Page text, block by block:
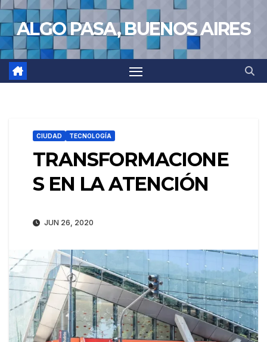
Saltar
al
contenido
ALGO PASA, BUENOS AIRES
CIUDAD TECNOLOGÍA
TRANSFORMACIONE
S EN LA ATENCIÓN
JUN 26, 2020